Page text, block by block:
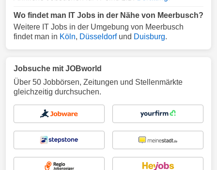
Wo findet man IT Jobs in der Nähe von Meerbusch?
Weitere IT Jobs in der Umgebung von Meerbusch
findet man in Köln, Düsseldorfund Duisburg.
Jobsuche mit JOBworld
Über 50 Jobbörsen, Zeitungen und Stellenmärkte
gleichzeitig durchsuchen.